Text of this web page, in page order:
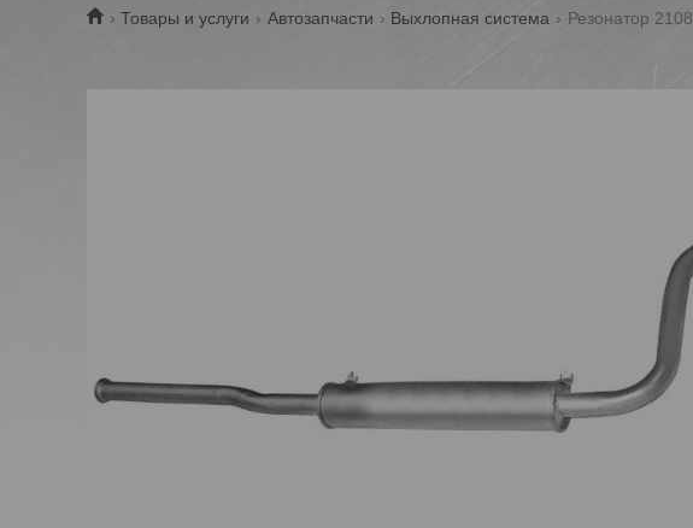
Товары и услуги Автозапчасти Выхлопная система Резонатор 2108